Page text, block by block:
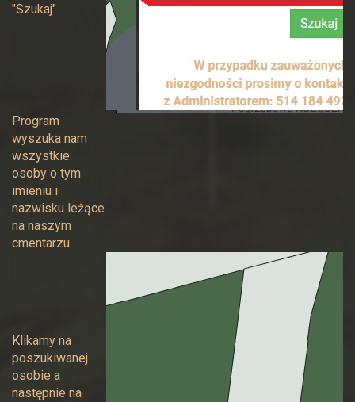
"Szukaj"
Program
wyszuka nam
wszystkie
osoby o tym
imieniu i
nazwisku leżące
na naszym
cmentarzu
Klikamy na
poszukiwanej
osobie a
następnie na